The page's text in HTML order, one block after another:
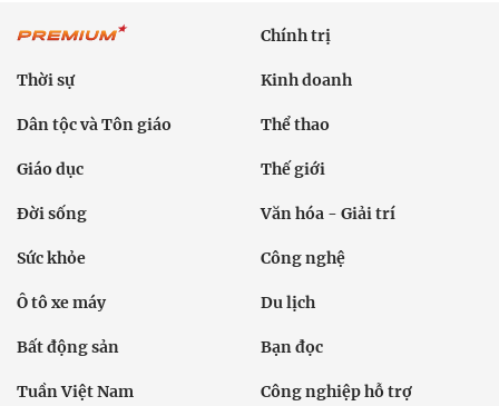
Chính trị
Thời sự Kinh doanh
Dân tộc và Tôn giáo Thể thao
Giáo dục Thế giới
Đời sống Văn hóa - Giải trí
Sức khỏe Công nghệ
Ô tô xe máy Du lịch
Bất động sản Bạn đọc
Tuần Việt Nam Công nghiệp hỗ trợ